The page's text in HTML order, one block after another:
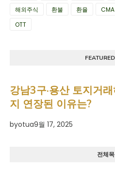
해외주식
환불 환율 CMA
OTT
강남3구·용산 토지거
지 연장된 이유는?
byotua9월 17, 2025
전체